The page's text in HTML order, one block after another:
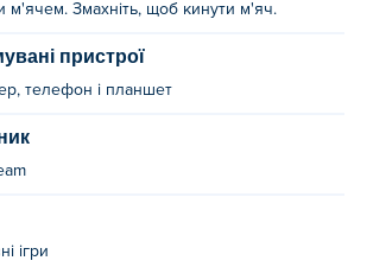
м'ячем. Змахніть, щоб кинути м'яч.
пристрої
телефон і планшет
ігри